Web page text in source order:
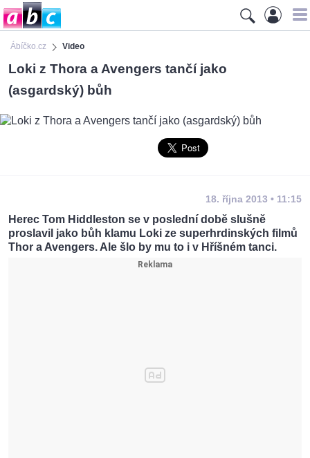
Ábíčko.cz Video
Loki z Thora a Avengers tančí jako
(asgardský) bůh
18. října 2013 • 11:15
Herec Tom Hiddleston se v poslední době slušně
proslavil jako bůh klamu Loki ze superhrdinských filmů
Thor a Avengers. Ale šlo by mu to i v Hříšném tanci.